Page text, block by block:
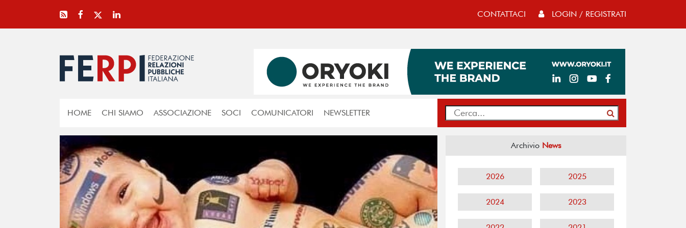
CONTATTACI LOGIN / REGISTRATI
HOME CHI SIAMO ASSOCIAZIONE SOCI COMUNICATORI NEWSLETTER
Archivio News
2026 2025
2024 2023